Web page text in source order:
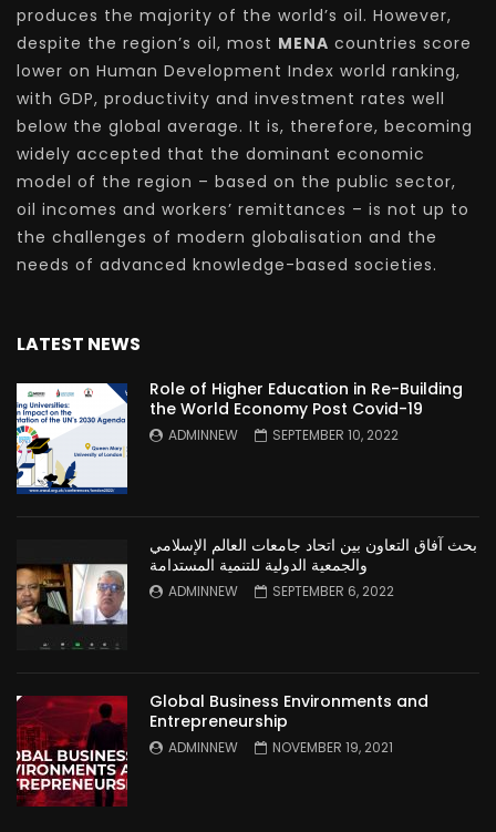
produces the majority of the world’s oil. However,
despite the region’s oil, most MENA countries score
lower on Human Development Index world ranking,
with GDP, productivity and investment rates well
below the global average. It is, therefore, becoming
widely accepted that the dominant economic
model of the region – based on the public sector,
oil incomes and workers’ remittances – is not up to
the challenges of modern globalisation and the
needs of advanced knowledge-based societies.
LATEST NEWS
Role of Higher Education in Re-Building
the World Economy Post Covid-19
ADMINNEW SEPTEMBER 10, 2022
بحث آفاق التعاون بين اتحاد جامعات العالم الإسلامي
والجمعية الدولية للتنمية المستدامة
ADMINNEW SEPTEMBER 6, 2022
Global Business Environments and
Entrepreneurship
ADMINNEW NOVEMBER 19, 2021